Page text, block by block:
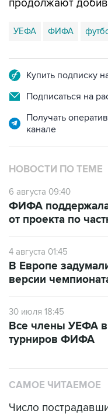
УЕФА ФИФА
Подписаться на
Получать
НОВОСТИ ПО ТЕМЕ
6 августа 09:40
от проекта по
4 августа 01:45
версии
30 июля 18:45
турниров ФИФА
Число